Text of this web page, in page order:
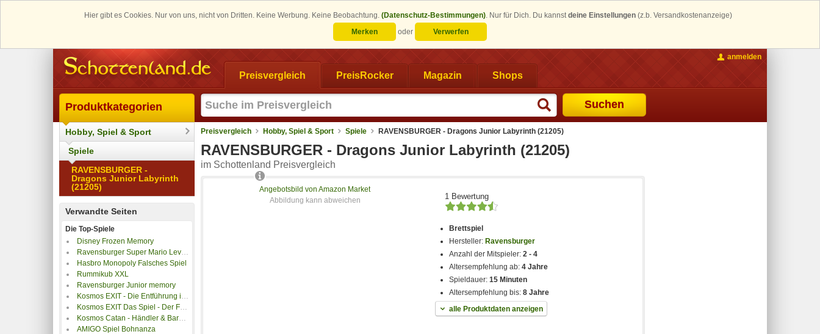
Hier gibt es Cookies. Nur von uns, nicht von Dritten. Keine Werbung. Keine Beobachtung. (Datenschutz-Bestimmungen). Nur für Dich. Du kannstdeine Einstellungen (z.b. Versandkostenanzeige)
Merken
oder Verwerfen
Preisvergleich PreisRocker Magazin Shops
Suchen
anmelden
Produktkategorien
Hobby, Spiel & Sport
Spiele
RAVENSBURGER -
Dragons Junior Labyrinth
(21205)
Verwandte Seiten
Die Top-Spiele
Disney Frozen Memory
Ravensburger Super Mario Level 8
Hasbro Monopoly Falsches Spiel
Rummikub XXL
Ravensburger Junior memory
Kosmos EXIT - Die Entführung in Fortune City
Kosmos EXIT Das Spiel - Der Friedhof der Finsternis
Kosmos Catan - Händler & Barbaren
AMIGO Spiel Bohnanza
Preisvergleich Hobby, Spiel & Sport Spiele RAVENSBURGER - Dragons Junior Labyrinth (21205)
RAVENSBURGER - Dragons Junior Labyrinth (21205)
im Schottenland Preisvergleich
Angebotsbild von Amazon Market
1 Bewertung
Brettspiel
Hersteller: Ravensburger
Anzahl der Mitspieler:2 - 4
Altersempfehlung ab:4 Jahre
Spieldauer:15 Minuten
Altersempfehlung bis:8 Jahre
alle Produktdaten anzeigen